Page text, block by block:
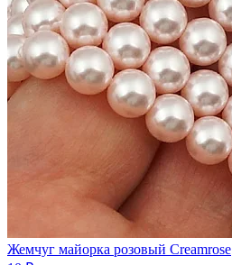
Жемчуг майорка розовый Creamrose